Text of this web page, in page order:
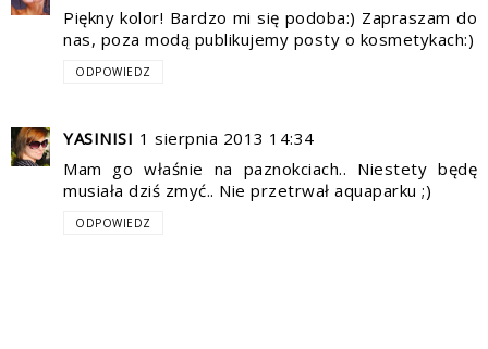
Piękny kolor! Bardzo mi się podoba:) Zapraszam do
nas, poza modą publikujemy posty o kosmetykach:)
ODPOWIEDZ
YASINISI 1 sierpnia 2013 14:34
Mam go właśnie na paznokciach.. Niestety będę
musiała dziś zmyć.. Nie przetrwał aquaparku ;)
ODPOWIEDZ